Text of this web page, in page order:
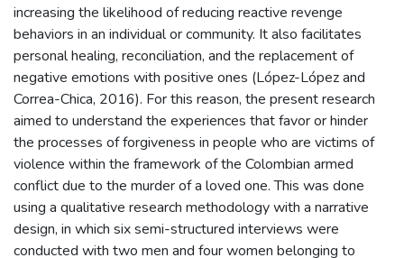
increasing the likelihood of reducing reactive revenge
behaviors in an individual or community. It also facilitates
personal healing, reconciliation, and the replacement of
negative emotions with positive ones (López-López and
Correa-Chica, 2016). For this reason, the present research
aimed to understand the experiences that favor or hinder
the processes of forgiveness in people who are victims of
violence within the framework of the Colombian armed
conflict due to the murder of a loved one. This was done
using a qualitative research methodology with a narrative
design, in which six semi-structured interviews were
conducted with two men and four women belonging to